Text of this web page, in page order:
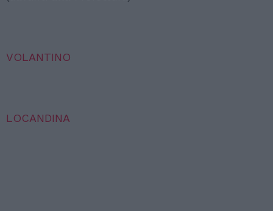
VOLANTINO
LOCANDINA